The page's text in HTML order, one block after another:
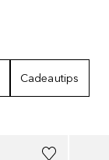
Cadeautips